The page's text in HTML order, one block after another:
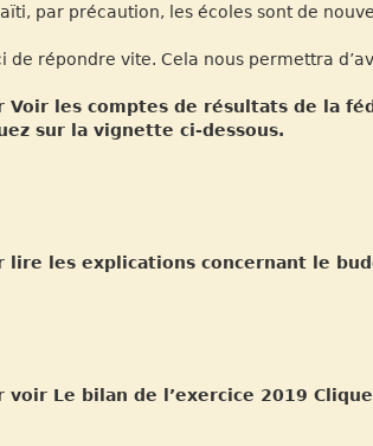
par précaution, les écoles sont de
de répondre vite. Cela nous permettra
Voir les comptes de résultats de la
sur la vignette ci-dessous.
lire les explications concernant le
voir Le bilan de l’exercice 2019